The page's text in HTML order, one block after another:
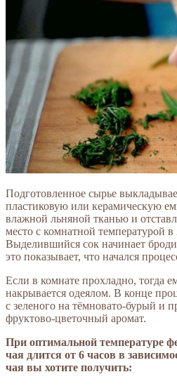
Подготовленное сырье
пластиковую или керамическую
влажной льняной тканью и
место с комнатной температурой в
Выделившийся сок начинает
это показывает, что начался
Если в комнате прохладно, тогда
накрывается одеялом. В конце
с зеленого на тёмновато-бурый и
фруктово-цветочный аромат.
При оптимальной температуре
чая длится от 6 часов в
чая вы хотите получить: